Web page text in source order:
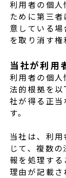
利用者の個人
ために第三
意している
を取り消す権
当社が利用
利用者の個人
法的根拠を以
社が得る正当
す。
当社は、利
じて、複数
報を処理する
理由が記載さ